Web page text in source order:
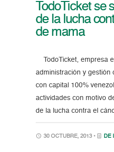
TodoTicket se
de la lucha
de mama
TodoTicket, empresa
administración y gestión
con capital 100%
actividades con motivo
de la lucha contra el
30 OCTUBRE, 2013 • DE